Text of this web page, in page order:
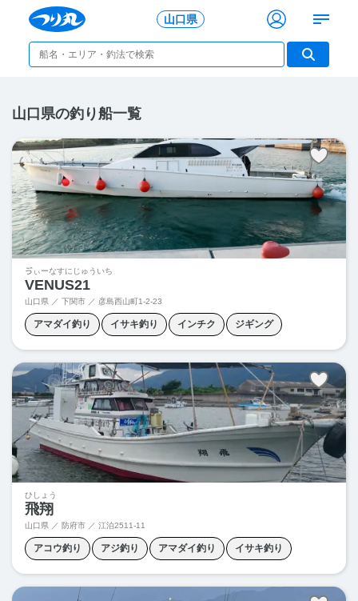
山口県
山口県の釣り船一覧
ゔぃーなすにじゅういち
VENUS21
山口県 ／ 下関市 ／ 彦島西山町1-2-23
アマダイ釣り イサキ釣り インチク ジギング
スロージギング タイラバ ヒラメ釣り 根魚釣り
泳がせ釣り 落とし込み釣り
ひしょう
飛翔
山口県 ／ 防府市 ／ 江泊2511-11
アコウ釣り アジ釣り アマダイ釣り イサキ釣り
ジギング タイラバ タチウオ釣り メバル釣り